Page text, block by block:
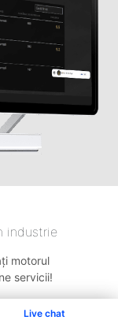
Live chat
industrie
motorul
servicii!